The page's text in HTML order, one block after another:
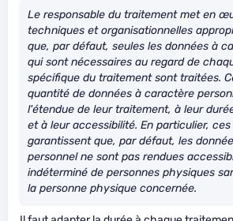
Le responsable du traitement met en
techniques et organisationnelles
que, par défaut, seules les données à
qui sont nécessaires au regard de
spécifique du traitement sont traitées.
quantité de données à caractère
l'étendue de leur traitement, à leur
et à leur accessibilité. En particulier,
garantissent que, par défaut, les
personnel ne sont pas rendues
indéterminé de personnes physiques
la personne physique concernée.